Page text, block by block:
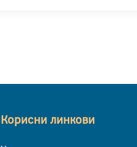
Корисни линкови